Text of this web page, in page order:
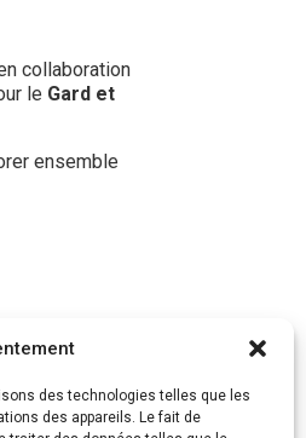
des technologies telles que les
des appareils. Le fait de
collaboration
le Gard et
ensemble